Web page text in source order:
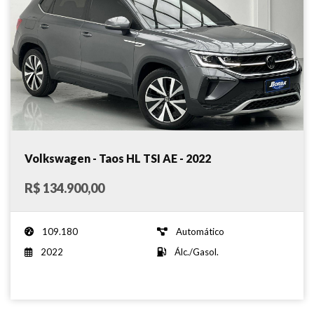
Volkswagen - Taos HL TSI AE - 2022
R$ 134.900,00
109.180
Automático
2022
Álc./Gasol.